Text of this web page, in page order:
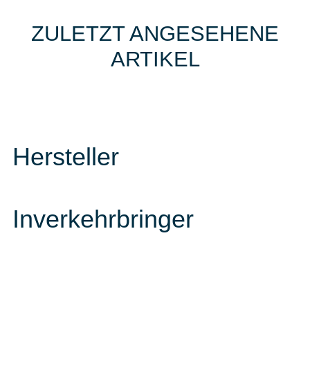
ZULETZT ANGESEHENE
ARTIKEL
Hersteller
Inverkehrbringer